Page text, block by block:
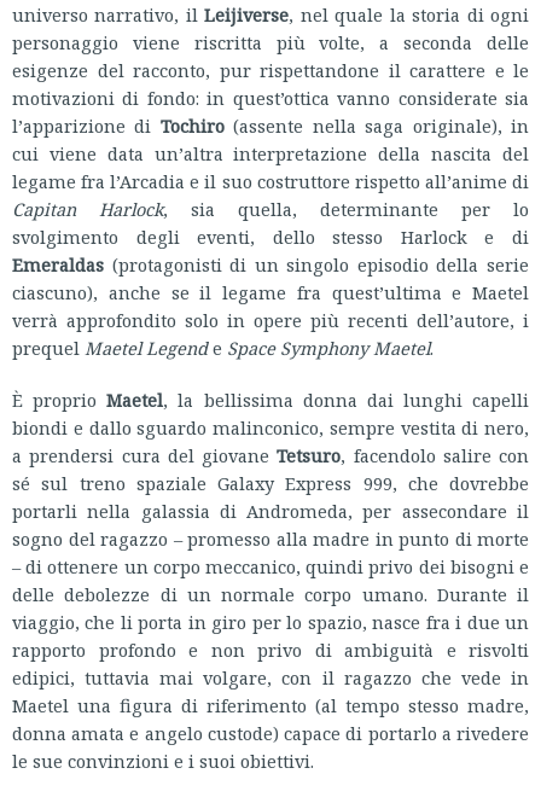
universo narrativo, ilLeijiverse, nel quale la storia di ogni
personaggio viene riscritta più volte, a seconda delle
esigenze del racconto, pur rispettandone il carattere e le
motivazioni di fondo: in quest’ottica vanno considerate sia
l’apparizione di Tochiro(assente nella saga originale), in
cui viene data un’altra interpretazione della nascita del
legame fra l’Arcadia e il suo costruttore rispetto all’anime di
Capitan Harlock, sia quella, determinante per lo
svolgimento degli eventi, dello stesso Harlock e di
Emeraldas (protagonisti di un singolo episodio della serie
ciascuno), anche se il legame fra quest’ultima e Maetel
verrà approfondito solo in opere più recenti dell’autore, i
prequel Maetel Legende Space Symphony Maetel.
È proprioMaetel, la bellissima donna dai lunghi capelli
biondi e dallo sguardo malinconico, sempre vestita di nero,
a prendersi cura del giovaneTetsuro, facendolo salire con
sé sul treno spaziale Galaxy Express 999, che dovrebbe
portarli nella galassia di Andromeda, per assecondare il
sogno del ragazzo – promesso alla madre in punto di morte
– di ottenere un corpo meccanico, quindi privo dei bisogni e
delle debolezze di un normale corpo umano. Durante il
viaggio, che li porta in giro per lo spazio, nasce fra i due un
rapporto profondo e non privo di ambiguità e risvolti
edipici, tuttavia mai volgare, con il ragazzo che vede in
Maetel una figura di riferimento (al tempo stesso madre,
donna amata e angelo custode) capace di portarlo a rivedere
le sue convinzioni e i suoi obiettivi.